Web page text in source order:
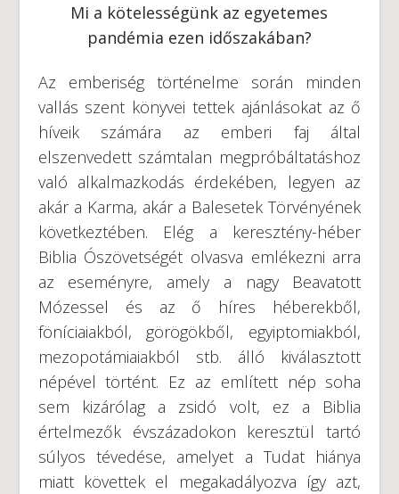
Mi a kötelességünk az egyetemes
pandémia ezen időszakában?
Az emberiség történelme során minden
vallás szent könyvei tettek ajánlásokat az ő
híveik számára az emberi faj által
elszenvedett számtalan megpróbáltatáshoz
való alkalmazkodás érdekében, legyen az
akár a Karma, akár a Balesetek Törvényének
következtében. Elég a keresztény-héber
Biblia Ószövetségét olvasva emlékezni arra
az eseményre, amely a nagy Beavatott
Mózessel és az ő híres héberekből,
föníciaiakból, görögökből, egyiptomiakból,
mezopotámiaiakból stb. álló kiválasztott
népével történt. Ez az említett nép soha
sem kizárólag a zsidó volt, ez a Biblia
értelmezők évszázadokon keresztül tartó
súlyos tévedése, amelyet a Tudat hiánya
miatt követtek el megakadályozva így azt,